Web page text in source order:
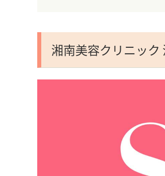
湘南美容クリニッ